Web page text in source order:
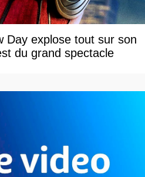
Day explose tout sur son
du grand spectacle